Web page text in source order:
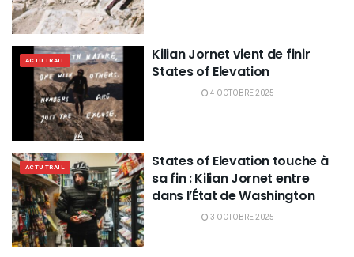
ACTU TRAIL
Kilian Jornet vient de finir
States of Elevation
4 OCTOBRE 2025
ACTU TRAIL
States of Elevation touche à
sa fin : Kilian Jornet entre
dans l’État de Washington
3 OCTOBRE 2025